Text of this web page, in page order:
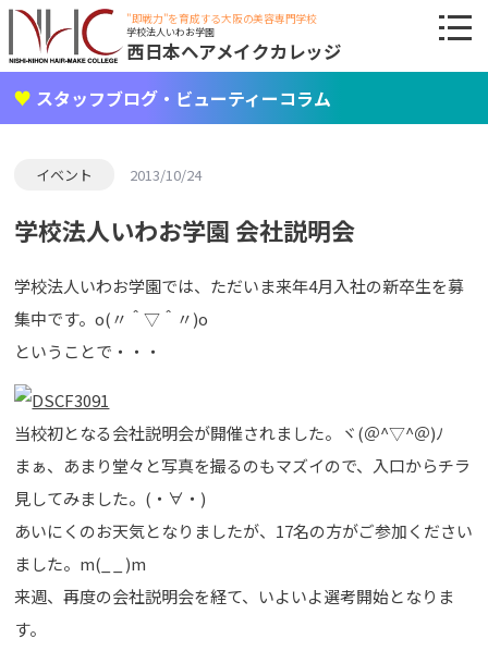
"即戦力"を育成する大阪の美容専門学校
学校法人いわお学園
西日本ヘアメイクカレッジ
スタッフブログ・ビューティーコラム
イベント 2013/10/24
学校法人いわお学園 会社説明会
学校法人いわお学園では、ただいま来年4月入社の新卒生を募
集中です。o(〃＾▽＾〃)o
ということで・・・
当校初となる会社説明会が開催されました。ヾ(＠^▽^＠)ﾉ
まぁ、あまり堂々と写真を撮るのもマズイので、入口からチラ
見してみました。(・∀・)
あいにくのお天気となりましたが、17名の方がご参加ください
ました。m(_ _ )m
来週、再度の会社説明会を経て、いよいよ選考開始となりま
す。